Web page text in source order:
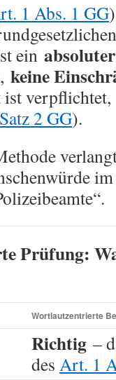
1 Abs. 1 GG
ein
, keine
ist
2 GG).
Prüfung:
Wortlautzentrierte
Richtig –
des Art. 1